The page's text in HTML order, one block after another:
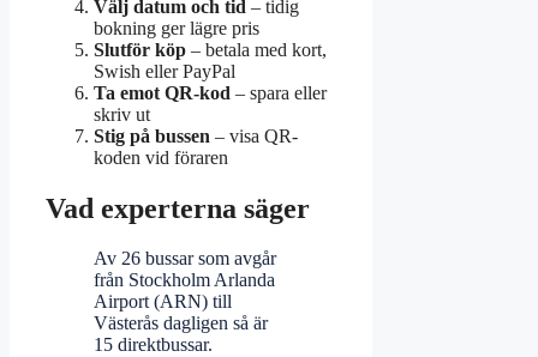
Välj datum och tid – tidig
bokning ger lägre pris
Slutför köp – betala med kort,
Swish eller PayPal
Ta emot QR-kod – spara eller
skriv ut
Stig på bussen – visa QR-
koden vid föraren
Vad experterna säger
Av 26 bussar som avgår
från Stockholm Arlanda
Airport (ARN) till
Västerås dagligen så är
15 direktbussar.